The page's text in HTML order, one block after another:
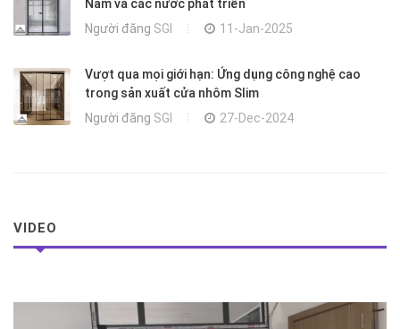
Nam và các nước phát triển
Người đăng SGI 11-Jan-2025
Vượt qua mọi giới hạn: Ứng dụng công nghệ cao
trong sản xuất cửa nhôm Slim
Người đăng SGI 27-Dec-2024
VIDEO